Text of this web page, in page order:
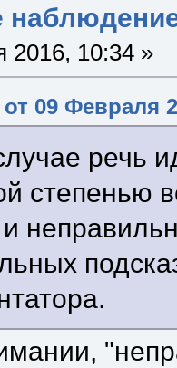
2016, 10:34 »
09 Февраля
речь
степенью